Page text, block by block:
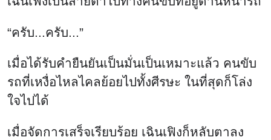
“ครับ...ครับ...”
เมื่อได้รับคำยืนยันเป็นมั่นเป็นเหมาะแล้ว คนขับ
รถที่เหงื่อไหลไคลย้อยไปทั้งศีรษะ ในที่สุดก็โล่ง
ใจไปได้
เมื่อจัดการเสร็จเรียบร้อย เฉินเฟิงก็หลับตาลง